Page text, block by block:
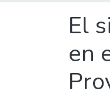
El
en